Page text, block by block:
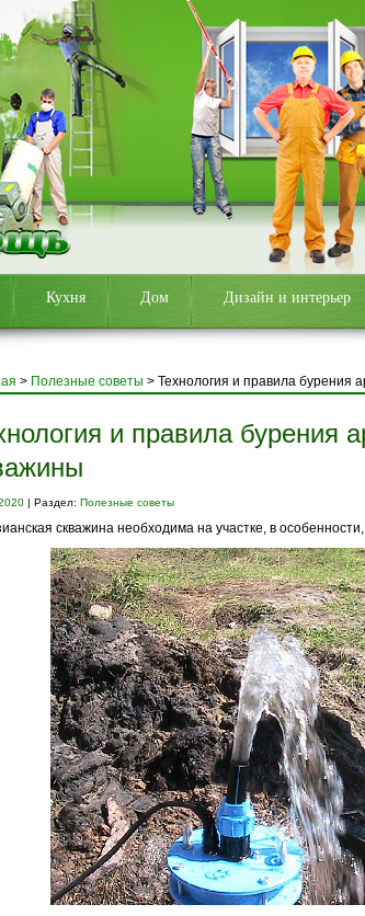
Кухня Дом Дизайн и интерьер
> Полезные советы > Технология и правила бурения
и правила бурения
| Раздел: Полезные советы
скважина необходима на участке, в